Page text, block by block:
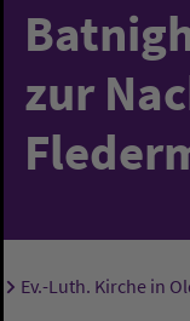
zur
Sie sind hier:
Ev.-Luth. Kirche in